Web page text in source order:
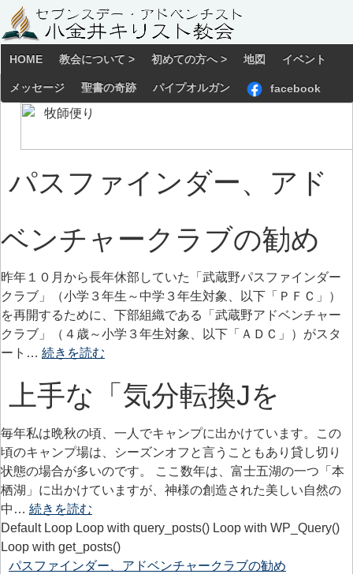
HOME 教会について > 初めての方へ > 地図 イベント
メッセージ 聖書の奇跡 パイプオルガン facebook
パスファインダー、アド
ベンチャークラブの勧め
昨年１０月から長年休部していた「武蔵野パスファインダー
クラブ」（小学３年生～中学３年生対象、以下「ＰＦＣ」）
を再開するために、下部組織である「武蔵野アドベンチャー
クラブ」（４歳～小学３年生対象、以下「ＡＤＣ」）がスタ
ート… 続きを読む
上手な「気分転換Jを
毎年私は晩秋の頃、一人でキャンプに出かけています。この
頃のキャンプ場は、シーズンオフと言うこともあり貸し切り
状態の場合が多いのです。 ここ数年は、富士五湖の一つ「本
栖湖」に出かけていますが、神様の創造された美しい自然の
中… 続きを読む
Default Loop Loop with query_posts() Loop with WP_Query()
Loop with get_posts()
パスファインダー、アドベンチャークラブの勧め